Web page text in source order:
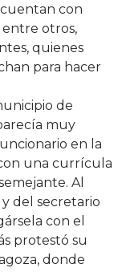
cuentan con
otros,
quienes
para hacer
de
muy
en la
una currícula
Al
del secretario
con el
protestó su
donde